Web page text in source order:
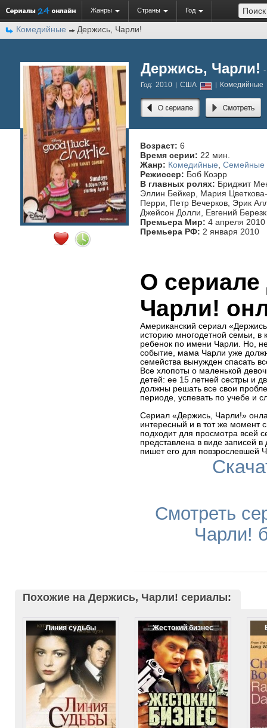
Комедийные Держись, Чарли!
Жанры Страны Год
Держись, Чарли!
Год: 2010 | США | Комедийные
Возраст: 6
Время серии: 22 мин.
Жанр: Комедийные Семейные
Режиссер: Боб Коэрр
В главных ролях: Бриджит
Эллин Бейкер, Мария
Перри, Петр Вечерков, Эрик
Джейсон Долли, Евгений
Премьера Мир: 4 апреля 2010
Премьера РФ: 2 января 2010
О
Чарли!
Американский сериал
историю многодетной семьи, в
ребенок по имени Чарли. Но,
событие, мама Чарли уже
семейства вынужден спасать
Все хлопоты о маленькой
детей: ее 15 летней сестры и
должны решать все свои
периоде, успевать по учебе и
Сериал «Держись, Чарли!»
интересный и в тот же момент
подходит для просмотра всей
представлена в виде записей
пишет его для повзрослевшей
Смотреть
Чарли!
Похожие на Держись, Чарли! сериалы:
Линия судьбы Жестокий бизнес